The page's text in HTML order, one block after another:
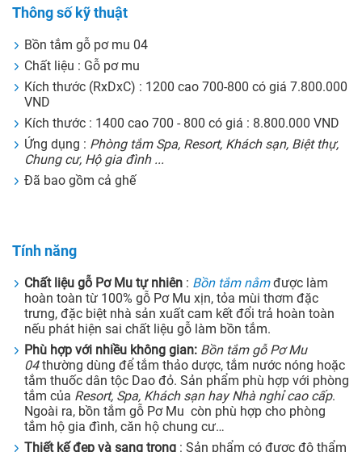
Thông số kỹ thuật
Bồn tắm gỗ pơ mu 04
Chất liệu : Gỗ pơ mu
Kích thước (RxDxC) : 1200 cao 700-800 có giá 7.800.000
VND
Kích thước : 1400 cao 700 - 800 có giá : 8.800.000 VND
Ứng dụng : Phòng tắm Spa, Resort, Khách sạn, Biệt thự,
Chung cư, Hộ gia đình ...
Đã bao gồm cả ghế
Tính năng
Chất liệu gỗ Pơ Mu tự nhiên : Bồn tắm nằmđược làm
hoàn toàn từ 100% gỗ Pơ Mu xịn, tỏa mùi thơm đặc
trưng, đặc biệt nhà sản xuất cam kết đổi trả hoàn toàn
nếu phát hiện sai chất liệu gỗ làm bồn tắm.
Phù hợp với nhiều không gian: Bồn tắm gỗ Pơ Mu
04thường dùng để tắm thảo dược, tắm nước nóng hoặc
tắm thuốc dân tộc Dao đỏ. Sản phẩm phù hợp với phòng
tắm của Resort, Spa, Khách sạn hay Nhà nghỉ cao cấp.
Ngoài ra, bồn tắm gỗ Pơ Mu còn phù hợp cho phòng
tắm hộ gia đình, căn hộ chung cư…
Thiết kế đẹp và sang trọng : Sản phẩm có được độ thẩm